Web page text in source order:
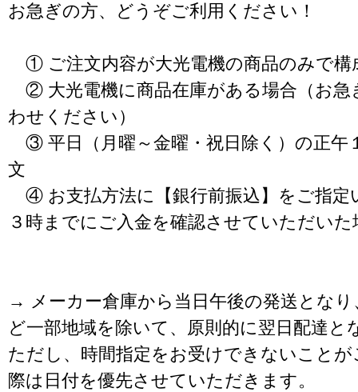
お急ぎの方、どうぞご利用ください！
① ご注文内容が大光電機の商品のみで構
② 大光電機に商品在庫がある場合（お急
わせください）
③ 平日（月曜～金曜・祝日除く）の正午
文
④ お支払方法に【銀行前振込】をご指定
３時までにご入金を確認させていただいた
→ メーカー倉庫から当日午後の発送となり
ど一部地域を除いて、原則的に翌日配達と
ただし、時間指定をお受けできないこと
際は日付を優先させていただきます。